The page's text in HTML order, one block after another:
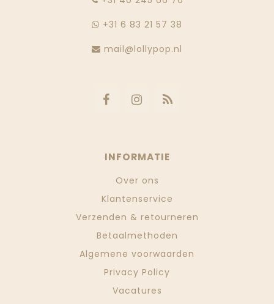
+31 6 83 21 57 38
mail@lollypop.nl
INFORMATIE
Over ons
Klantenservice
Verzenden & retourneren
Betaalmethoden
Algemene voorwaarden
Privacy Policy
Vacatures